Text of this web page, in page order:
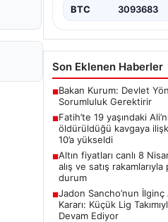
BTC 3093683
Son Eklenen Haberler
■Bakan Kurum: Devlet
Sorumluluk Gerektirir
■Fatih’te 19 yaşındaki
öldürüldüğü kavgaya
10’a yükseldi
■Altın fiyatları canlı 8
alış ve satış
durum
■Jadon Sancho’nun
Kararı: Küçük Lig
Devam Ediyor